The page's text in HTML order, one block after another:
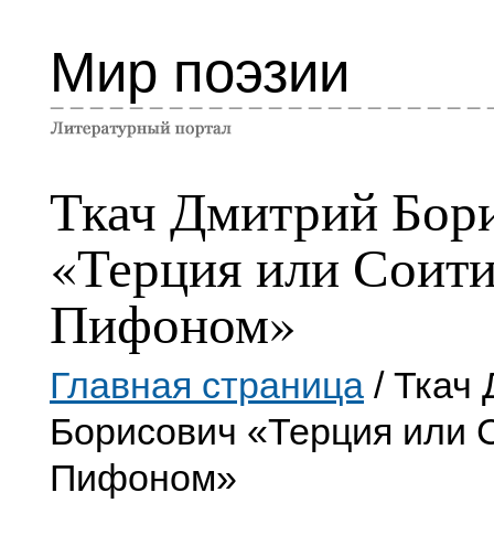
Мир поэзии
Ткач Дмитрий
«Терция или
Пифоном»
Главная страница / Ткач
Борисович «Терция или
Пифоном»